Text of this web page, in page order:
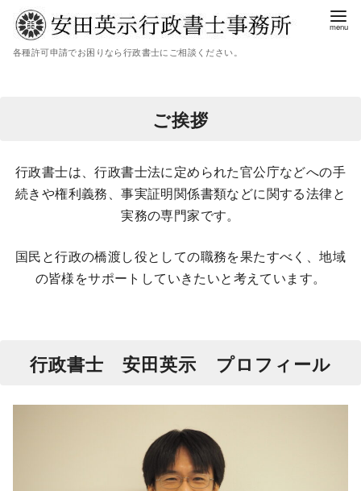
各種許可申請でお困りなら行政書士にご相談ください。
ご挨拶
行政書士は、行政書士法に定められた官公庁などへの手
続きや権利義務、事実証明関係書類などに関する法律と
実務の専門家です。
国民と行政の橋渡し役としての職務を果たすべく、地域
の皆様をサポートしていきたいと考えています。
行政書士 安田英示 プロフィール